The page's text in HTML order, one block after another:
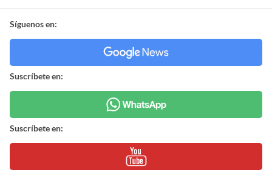
Síguenos en:
Suscríbete en:
Suscríbete en: